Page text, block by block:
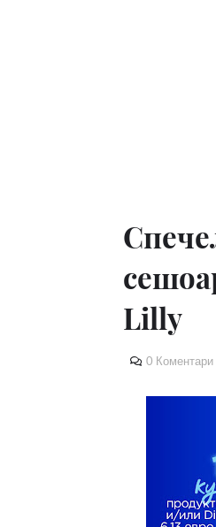
Lilly
0 Коментари